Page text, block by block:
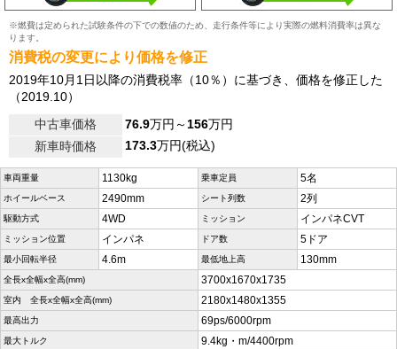
※燃費は定められた試験条件の下での数値のため、走行条件等により実際の燃料消費率は異な
ります。
消費税の変更により価格を修正
2019年10月1日以降の消費税率（10％）に基づき、価格を修正した
（2019.10）
中古車価格
76.9万円～156万円
新車時価格
173.3万円(税込)
車両重量 1130kg 乗車定員 5名
ホイールベース 2490mm シート列数 2列
駆動方式 4WD ミッション インパネCVT
ミッション位置 インパネ ドア数 5ドア
最小回転半径 4.6m 最低地上高 130mm
全長x全幅x全高(mm) 3700x1670x1735
室内 全長x全幅x全高(mm) 2180x1480x1355
最高出力 69ps/6000rpm
最大トルク 9.4kg・m/4400rpm